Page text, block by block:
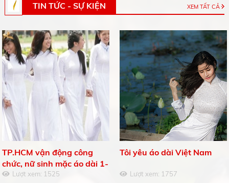
TIN TỨC - SỰ KIỆN XEM TẤT CẢ
TP.HCM vận động công
chức, nữ sinh mặc áo dài 1-
2 ngày/tuần
Lượt xem: 1525
Tôi yêu áo dài Việt Nam
Lượt xem: 1757